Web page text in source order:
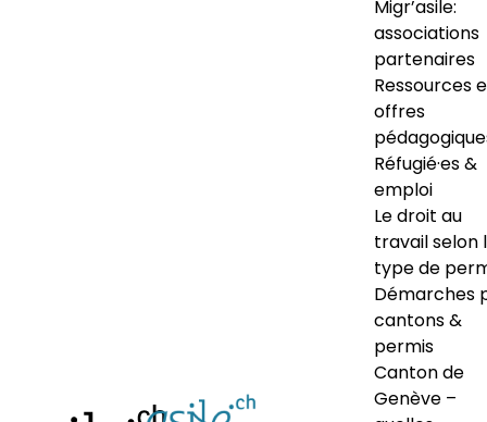
Migr’asile:
associations
partenaires
Ressources
offres
Réfugié·es &
emploi
Le droit au
travail selon
type de
Démarches
cantons &
permis
Canton de
Genève –